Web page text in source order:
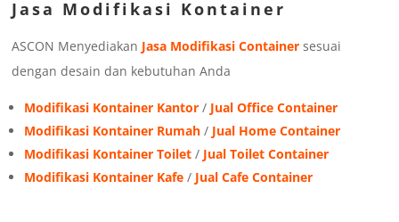
Jasa Modifikasi Kontainer
ASCON Menyediakan Jasa Modifikasi Container sesuai
dengan desain dan kebutuhan Anda
Modifikasi Kontainer Kantor / Jual Office Container
Modifikasi Kontainer Rumah / Jual Home Container
Modifikasi Kontainer Toilet / Jual Toilet Container
Modifikasi Kontainer Kafe / Jual Cafe Container